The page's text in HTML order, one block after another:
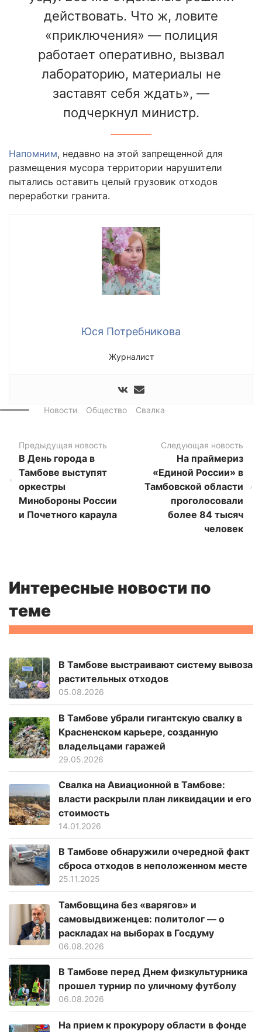
действовать. Что ж, ловите
«приключения» — полиция
работает оперативно, вызвал
лабораторию, материалы не
заставят себя ждать», —
подчеркнул министр.
Напомним, недавно на этой запрещенной для
размещения мусора территории нарушители
пытались оставить целый грузовик отходов
переработки гранита.
Юся Потребникова
Журналист
Новости Общество Свалка
Предыдущая новость
В День города в
Тамбове выступят
оркестры
Минобороны России
и Почетного караула
Следующая новость
На праймериз
«Единой России» в
Тамбовской области
проголосовали
более 84 тысяч
человек
Интересные новости по
теме
В Тамбове выстраивают систему вывоза
растительных отходов
05.08.2026
В Тамбове убрали гигантскую свалку в
Красненском карьере, созданную
владельцами гаражей
29.05.2026
Свалка на Авиационной в Тамбове:
власти раскрыли план ликвидации и его
стоимость
14.01.2026
В Тамбове обнаружили очередной факт
сброса отходов в неположенном месте
25.11.2025
Тамбовщина без «варягов» и
самовыдвиженцев: политолог — о
раскладах на выборах в Госдуму
06.08.2026
В Тамбове перед Днем физкультурника
прошел турнир по уличному футболу
06.08.2026
На прием к прокурору области в фонде